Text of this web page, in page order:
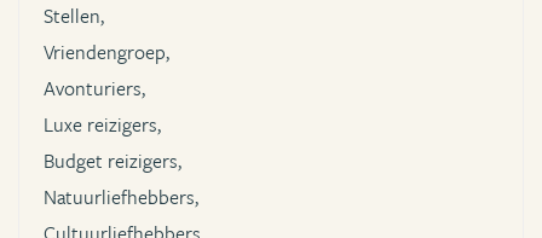
Stellen,
Vriendengroep,
Avonturiers,
Luxe reizigers,
Budget reizigers,
Natuurliefhebbers,